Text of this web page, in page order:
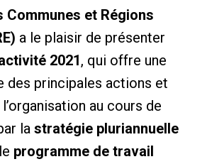
Communes et Régions
a le plaisir de présenter
2021, qui offre une
des principales actions et
au cours de
la stratégie pluriannuelle
programme de travail